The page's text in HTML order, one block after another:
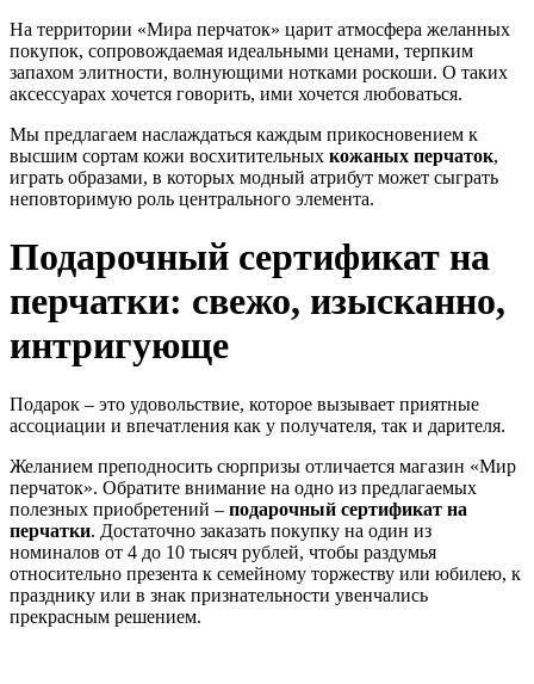
На территории «Мира перчаток» царит атмосфера желанных
покупок, сопровождаемая идеальными ценами, терпким
запахом элитности, волнующими нотками роскоши. О таких
аксессуарах хочется говорить, ими хочется любоваться.
Мы предлагаем наслаждаться каждым прикосновением к
высшим сортам кожи восхитительных кожаных перчаток,
играть образами, в которых модный атрибут может сыграть
неповторимую роль центрального элемента.
Подарочный сертификат на
перчатки: свежо, изысканно,
интригующе
Подарок – это удовольствие, которое вызывает приятные
ассоциации и впечатления как у получателя, так и дарителя.
Желанием преподносить сюрпризы отличается магазин «Мир
перчаток». Обратите внимание на одно из предлагаемых
полезных приобретений – подарочный сертификат на
перчатки. Достаточно заказать покупку на один из
номиналов от 4 до 10 тысяч рублей, чтобы раздумья
относительно презента к семейному торжеству или юбилею, к
празднику или в знак признательности увенчались
прекрасным решением.